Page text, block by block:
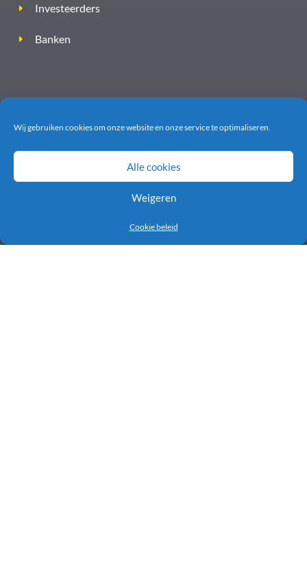
Wij gebruiken cookies om onze website en onze service te optimaliseren.
Alle cookies
Weigeren
Cookie beleid
Investeerders
Banken